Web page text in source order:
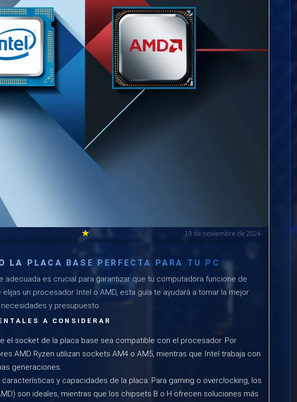
★ 19 de noviembre de 2024
LA PLACA BASE PERFECTA PARA TU PC
adecuada es crucial para garantizar que tu computadora funcione de
elijas un procesador Intel o AMD, esta guía te ayudará a tomar la mejor
y presupuesto.
A CONSIDERAR
el socket de la placa base sea compatible con el procesador. Por
AMD Ryzen utilizan sockets AM4 o AM5, mientras que Intel trabaja con
generaciones.
características y capacidades de la placa. Para gaming o overclocking, los
son ideales, mientras que los chipsets B o H ofrecen soluciones más